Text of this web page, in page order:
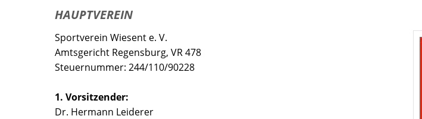
HAUPTVEREIN
Sportverein Wiesent e. V.
Amtsgericht Regensburg, VR 478
Steuernummer: 244/110/90228
1. Vorsitzender:
Dr. Hermann Leiderer